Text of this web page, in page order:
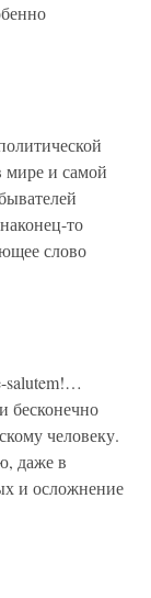
мире и самой
то
слово
salutem!…
бесконечно
человеку.
даже в
и осложнение